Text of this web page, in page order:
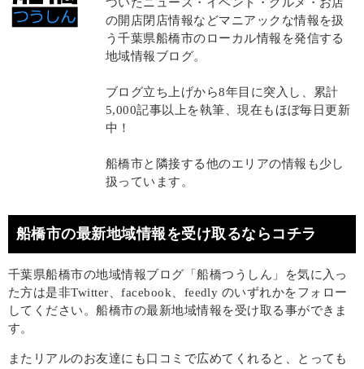
の開店閉店情報などマニアックな情報を扱
う千葉県船橋市のローカル情報を発信する
地域情報ブログ。
ブログ立ち上げから8年目に突入し、累計
5,000記事以上を執筆、現在もほぼ毎日更新
中！
船橋市と隣接する他のエリアの情報も少し
扱っています。
船橋市の最新地域情報を受け取るならコチラ
千葉県船橋市の地域情報ブログ「船橋つうしん」を気に入っ
た方は是非Twitter、facebook、feedly のいずれかをフォロー
してください。船橋市の最新地域情報を受け取る事ができま
す。
またリアルのお友達にも口コミで広めてくれると、とっても